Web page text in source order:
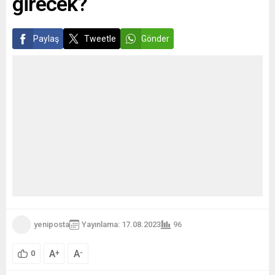
Paylaş Tweetle Gönder
yeniposta Yayınlama: 17.08.2023 96
0 A+ A-